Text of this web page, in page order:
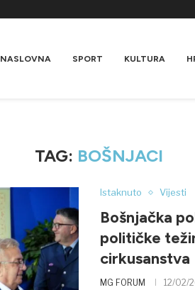
NASLOVNA SPORT KULTURA
TAG: BOŠNJACI
Istaknuto Vijesti
Bošnjačka
političke
cirkusanstva
MG FORUM 12/02/